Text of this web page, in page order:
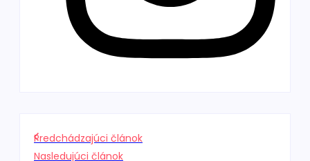
Predchádzajúci článok
Nasledujúci článok